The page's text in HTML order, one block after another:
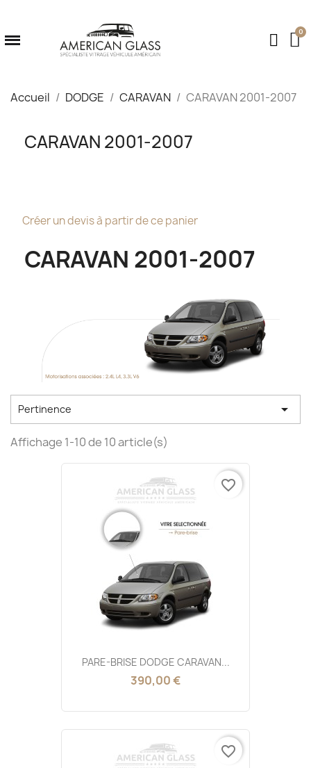
Accueil DODGE CARAVAN CARAVAN 2001-2007
CARAVAN 2001-2007
Créer un devis à partir de ce panier
CARAVAN 2001-2007
Pertinence 
Affichage 1-10 de 10 article(s)
PARE-BRISE DODGE CARAVAN...
390,00 €
favorite_border
favorite_border